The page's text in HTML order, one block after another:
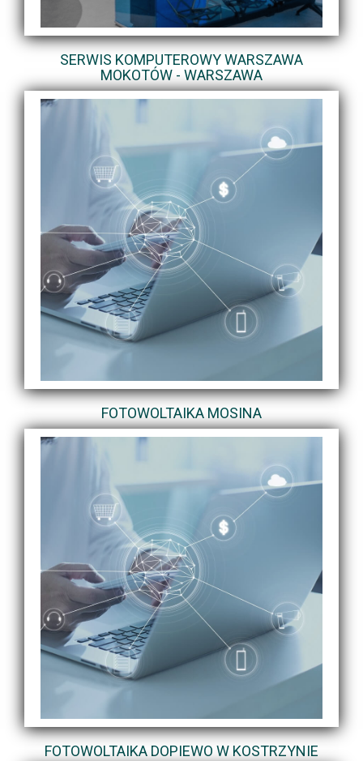
SERWIS KOMPUTEROWY WARSZAWA
MOKOTÓW - WARSZAWA
FOTOWOLTAIKA MOSINA
FOTOWOLTAIKA DOPIEWO W KOSTRZYNIE